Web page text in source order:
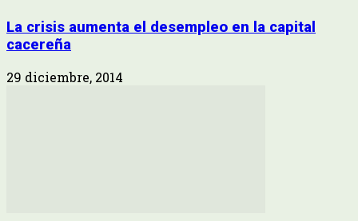
La crisis aumenta el desempleo en la capital
cacereña
29 diciembre, 2014